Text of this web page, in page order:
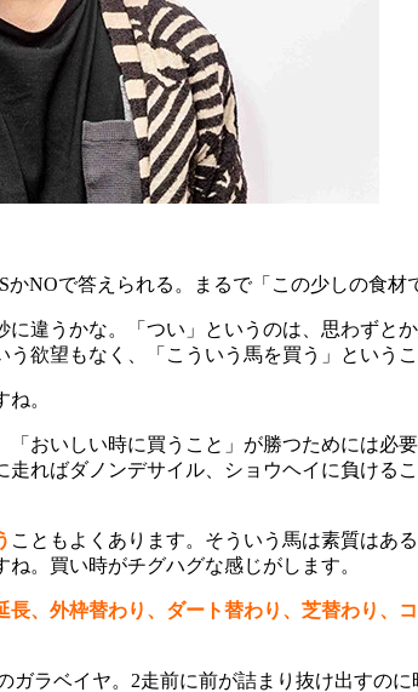
で答えられる。まるで「この少しの食
違うかな。「つい」というのは、思わず
欲望もなく、「こういう馬を買う」という
。
「おいしい時に買うこと」が勝つためには必
ればダノンデサイル、ショウヘイに負け
こともよくあります。そういう馬は素質はあ
。買い時がチグハグな感じがします。
長、外枠替わり、ダート替わり、芝替わり、
ガラベイヤ。2走前に前が詰まり抜け出すの